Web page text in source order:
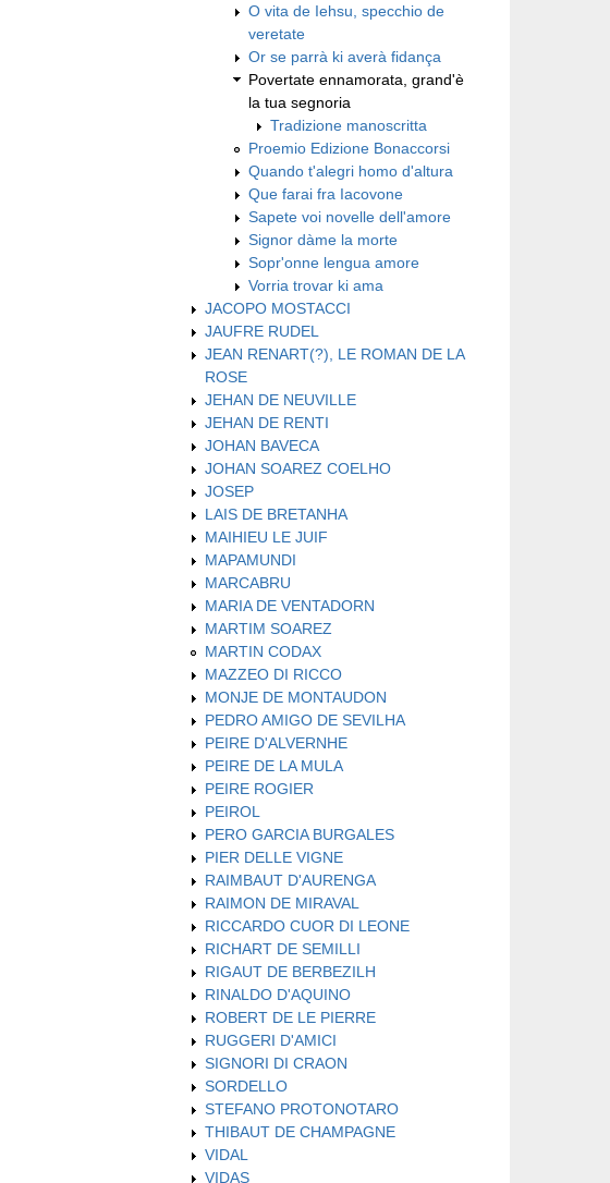
O vita de Iehsu, specchio de
veretate
Or se parrà ki averà fidança
Povertate ennamorata, grand'è
la tua segnoria
Tradizione manoscritta
Proemio Edizione Bonaccorsi
Quando t'alegri homo d'altura
Que farai fra Iacovone
Sapete voi novelle dell'amore
Signor dàme la morte
Sopr'onne lengua amore
Vorria trovar ki ama
JACOPO MOSTACCI
JAUFRE RUDEL
JEAN RENART(?), LE ROMAN DE LA
ROSE
JEHAN DE NEUVILLE
JEHAN DE RENTI
JOHAN BAVECA
JOHAN SOAREZ COELHO
JOSEP
LAIS DE BRETANHA
MAIHIEU LE JUIF
MAPAMUNDI
MARCABRU
MARIA DE VENTADORN
MARTIM SOAREZ
MARTIN CODAX
MAZZEO DI RICCO
MONJE DE MONTAUDON
PEDRO AMIGO DE SEVILHA
PEIRE D'ALVERNHE
PEIRE DE LA MULA
PEIRE ROGIER
PEIROL
PERO GARCIA BURGALES
PIER DELLE VIGNE
RAIMBAUT D'AURENGA
RAIMON DE MIRAVAL
RICCARDO CUOR DI LEONE
RICHART DE SEMILLI
RIGAUT DE BERBEZILH
RINALDO D'AQUINO
ROBERT DE LE PIERRE
RUGGERI D'AMICI
SIGNORI DI CRAON
SORDELLO
STEFANO PROTONOTARO
THIBAUT DE CHAMPAGNE
VIDAL
VIDAS